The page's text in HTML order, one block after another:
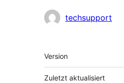
Mitwirkende
techsupport
Meta
Version
Zuletzt aktualisiert